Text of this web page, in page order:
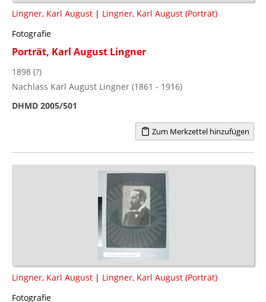
Lingner, Karl August | Lingner, Karl August (Porträt)
Fotografie
Porträt, Karl August Lingner
1898 (?)
Nachlass Karl August Lingner (1861 - 1916)
DHMD 2005/501
Zum Merkzettel hinzufügen
Lingner, Karl August | Lingner, Karl August (Porträt)
Fotografie